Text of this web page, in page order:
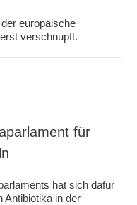
europäische
verschnupft.
für
hat sich dafür
Antibiotika in der